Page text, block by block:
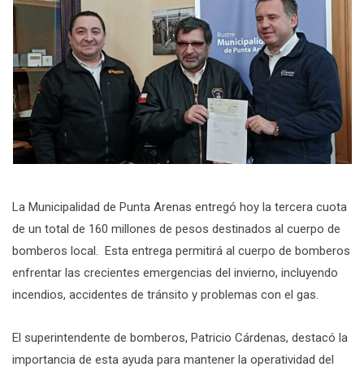
La Municipalidad de Punta Arenas entregó hoy la tercera cuota
de un total de 160 millones de pesos destinados al cuerpo de
bomberos local. Esta entrega permitirá al cuerpo de bomberos
enfrentar las crecientes emergencias del invierno, incluyendo
incendios, accidentes de tránsito y problemas con el gas.
El superintendente de bomberos, Patricio Cárdenas, destacó la
importancia de esta ayuda para mantener la operatividad del